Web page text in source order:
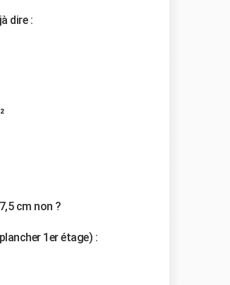
dire :
cm non ?
1er étage) :